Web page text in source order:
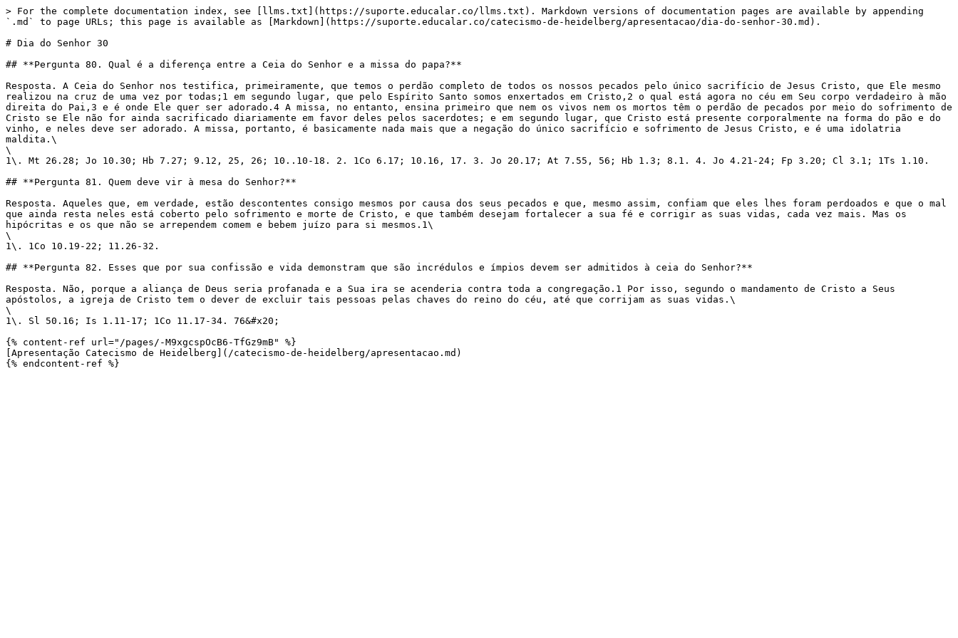
> For the complete documentation index, see [llms.txt](https://suporte.educalar.co/llms.txt). Markdown versions of documentation pages are available by appending
`.md` to page URLs; this page is available as [Markdown](https://suporte.educalar.co/catecismo-de-heidelberg/apresentacao/dia-do-senhor-30.md).
# Dia do Senhor 30
## **Pergunta 80. Qual é a diferença entre a Ceia do Senhor e a missa do papa?**
Resposta. A Ceia do Senhor nos testifica, primeiramente, que temos o perdão completo de todos os nossos pecados pelo único sacrifício de Jesus Cristo, que Ele mesmo
realizou na cruz de uma vez por todas;1 em segundo lugar, que pelo Espírito Santo somos enxertados em Cristo,2 o qual está agora no céu em Seu corpo verdadeiro à mão
direita do Pai,3 e é onde Ele quer ser adorado.4 A missa, no entanto, ensina primeiro que nem os vivos nem os mortos têm o perdão de pecados por meio do sofrimento de
Cristo se Ele não for ainda sacrificado diariamente em favor deles pelos sacerdotes; e em segundo lugar, que Cristo está presente corporalmente na forma do pão e do
vinho, e neles deve ser adorado. A missa, portanto, é basicamente nada mais que a negação do único sacrifício e sofrimento de Jesus Cristo, e é uma idolatria
maldita.\
\
1\. Mt 26.28; Jo 10.30; Hb 7.27; 9.12, 25, 26; 10..10-18. 2. 1Co 6.17; 10.16, 17. 3. Jo 20.17; At 7.55, 56; Hb 1.3; 8.1. 4. Jo 4.21-24; Fp 3.20; Cl 3.1; 1Ts 1.10.
## **Pergunta 81. Quem deve vir à mesa do Senhor?**
Resposta. Aqueles que, em verdade, estão descontentes consigo mesmos por causa dos seus pecados e que, mesmo assim, confiam que eles lhes foram perdoados e que o mal
que ainda resta neles está coberto pelo sofrimento e morte de Cristo, e que também desejam fortalecer a sua fé e corrigir as suas vidas, cada vez mais. Mas os
hipócritas e os que não se arrependem comem e bebem juízo para si mesmos.1\
\
1\. 1Co 10.19-22; 11.26-32.
## **Pergunta 82. Esses que por sua confissão e vida demonstram que são incrédulos e ímpios devem ser admitidos à ceia do Senhor?**
Resposta. Não, porque a aliança de Deus seria profanada e a Sua ira se acenderia contra toda a congregação.1 Por isso, segundo o mandamento de Cristo a Seus
apóstolos, a igreja de Cristo tem o dever de excluir tais pessoas pelas chaves do reino do céu, até que corrijam as suas vidas.\
\
1\. Sl 50.16; Is 1.11-17; 1Co 11.17-34. 76&#x20;
{% content-ref url="/pages/-M9xgcspOcB6-TfGz9mB" %}
[Apresentação Catecismo de Heidelberg](/catecismo-de-heidelberg/apresentacao.md)